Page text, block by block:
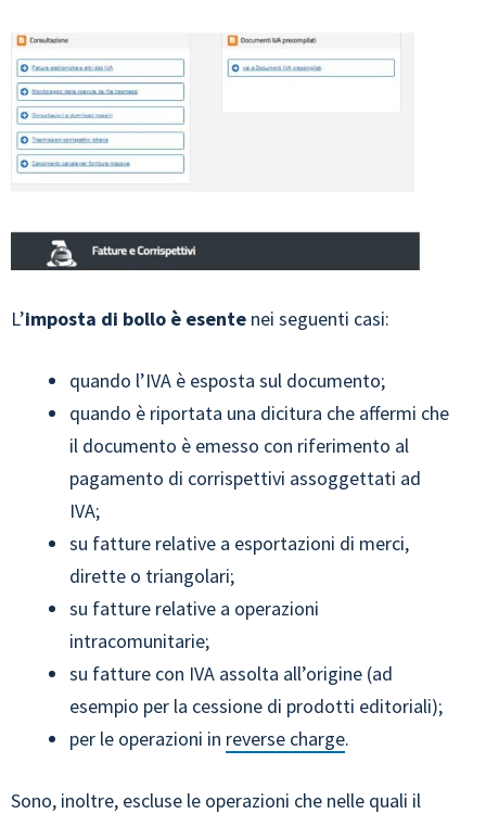
L’imposta di bollo è esente nei seguenti casi:
quando l’IVA è esposta sul documento;
quando è riportata una dicitura che affermi che
il documento è emesso con riferimento al
pagamento di corrispettivi assoggettati ad
IVA;
su fatture relative a esportazioni di merci,
dirette o triangolari;
su fatture relative a operazioni
intracomunitarie;
su fatture con IVA assolta all’origine (ad
esempio per la cessione di prodotti editoriali);
per le operazioni in reverse charge.
Sono, inoltre, escluse le operazioni che nelle quali il